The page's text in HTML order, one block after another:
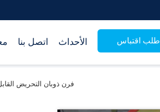
اتصل بنا الأحداث طلب اقتباس
فرن ذوبان التحريض